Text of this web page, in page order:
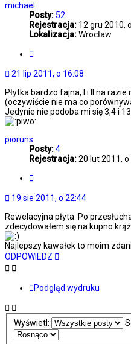
michael
Posty:52
Rejestracja: 12 gru 2010,
Lokalizacja:Wrocław
21 lip 2011, o 16:08
Płytka bardzo fajna, I i II na
(oczywiście nie ma co
Jedynie nie podoba mi się 3,4 i
pioruns
Posty:4
Rejestracja:20 lut 2011, o
19 sie 2011, o 22:44
Rewelacyjna płyta. Po
zdecydowałem się na kupno
Najlepszy kawałek to moim
ODPOWIEDZ
Podgląd wydruku
Wyświetl: